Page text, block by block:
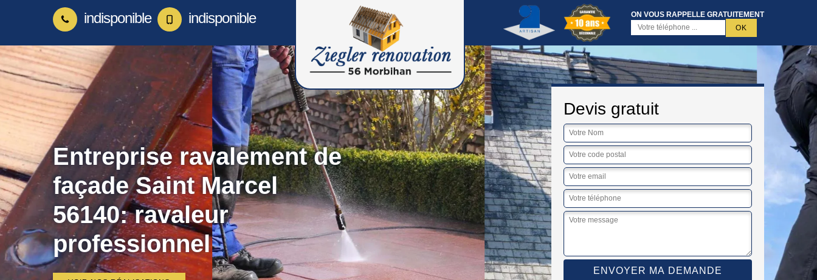
indisponible indisponible ON VOUS RAPPELLE GRATUITEMENT
Entreprise ravalement de
façade Saint Marcel
56140: ravaleur
professionnel
Devis gratuit